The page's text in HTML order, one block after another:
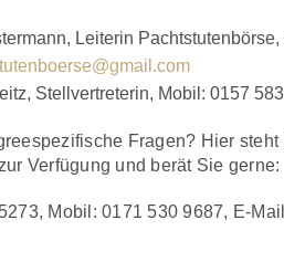
Leiterin
Stellvertreterin, Mobil: 0157
Fragen? Hier
Verfügung und berät Sie gerne:
Mobil: 0171 530 9687, E-